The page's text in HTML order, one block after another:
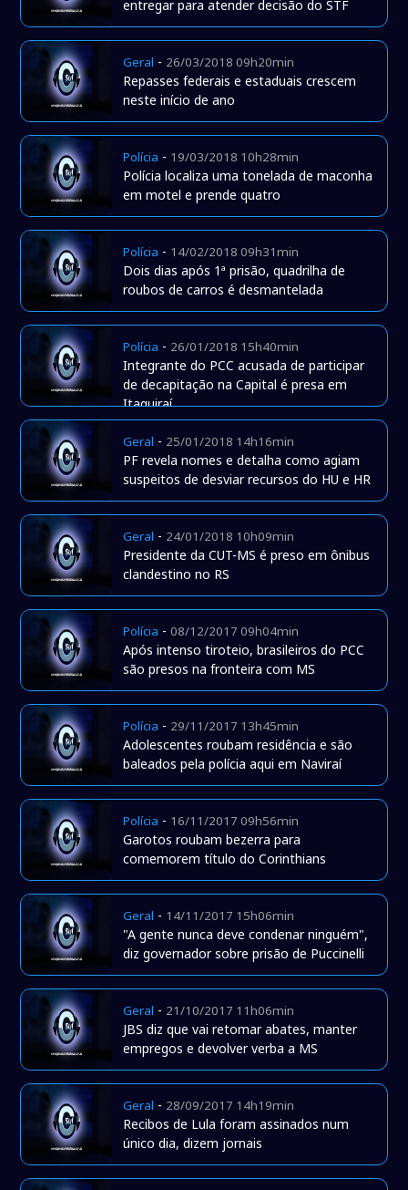
entregar para atender decisão do STF
Geral - 26/03/2018 09h20min
Repasses federais e estaduais crescem
neste início de ano
Polícia - 19/03/2018 10h28min
Polícia localiza uma tonelada de maconha
em motel e prende quatro
Polícia - 14/02/2018 09h31min
Dois dias após 1ª prisão, quadrilha de
roubos de carros é desmantelada
Polícia - 26/01/2018 15h40min
Integrante do PCC acusada de participar
de decapitação na Capital é presa em
Itaquiraí
Geral - 25/01/2018 14h16min
PF revela nomes e detalha como agiam
suspeitos de desviar recursos do HU e HR
Geral - 24/01/2018 10h09min
Presidente da CUT-MS é preso em ônibus
clandestino no RS
Polícia -08/12/2017 09h04min
Após intenso tiroteio, brasileiros do PCC
são presos na fronteira com MS
Polícia - 29/11/2017 13h45min
Adolescentes roubam residência e são
baleados pela polícia aqui em Naviraí
Polícia - 16/11/2017 09h56min
Garotos roubam bezerra para
comemorem título do Corinthians
Geral - 14/11/2017 15h06min
"A gente nunca deve condenar ninguém",
diz governador sobre prisão de Puccinelli
Geral - 21/10/2017 11h06min
JBS diz que vai retomar abates, manter
empregos e devolver verba a MS
Geral - 28/09/2017 14h19min
Recibos de Lula foram assinados num
único dia, dizem jornais